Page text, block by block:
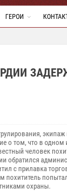
ГЕРОИ
экипаж
о том, что в одном
человек
обратился
с прилавка
похититель
охраны.